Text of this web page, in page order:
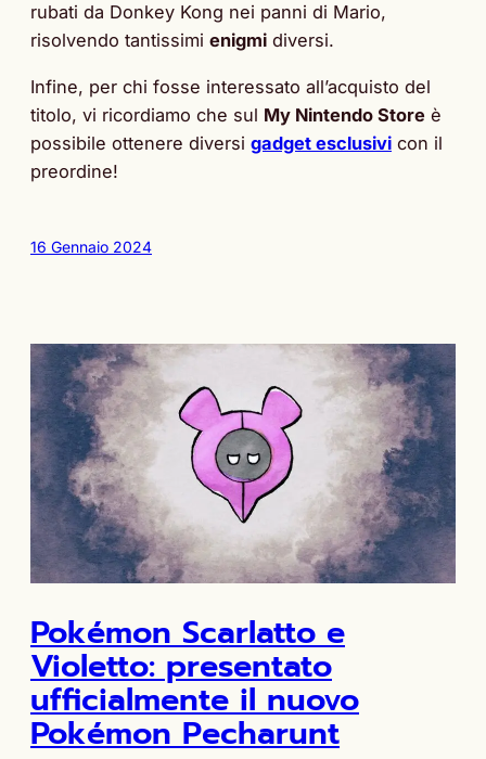
rubati da Donkey Kong nei panni di Mario,
risolvendo tantissimi enigmi diversi.
Infine, per chi fosse interessato all’acquisto del
titolo, vi ricordiamo che sul My Nintendo Store è
possibile ottenere diversi gadget esclusivi con il
preordine!
16 Gennaio 2024
Pokémon Scarlatto e
Violetto: presentato
ufficialmente il nuovo
Pokémon Pecharunt